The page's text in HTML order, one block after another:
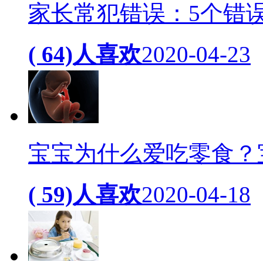
家长常犯错误：5个错
( 64)人喜欢2020-04-23
宝宝为什么爱吃零食
( 59)人喜欢2020-04-18